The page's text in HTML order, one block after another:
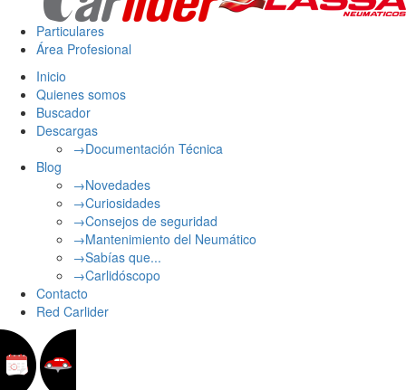
Particulares
Área Profesional
Inicio
Quienes somos
Buscador
Descargas
→Documentación Técnica
Blog
→Novedades
→Curiosidades
→Consejos de seguridad
→Mantenimiento del Neumático
→Sabías que...
→Carlidóscopo
Contacto
Red Carlider